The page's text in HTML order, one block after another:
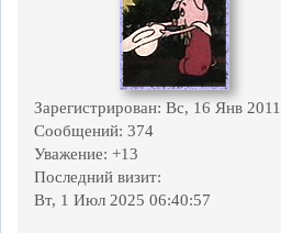
Зарегистрирован: Вс, 16 Янв 2011
Сообщений: 374
Уважение: +13
Последний визит:
Вт, 1 Июл 2025 06:40:57